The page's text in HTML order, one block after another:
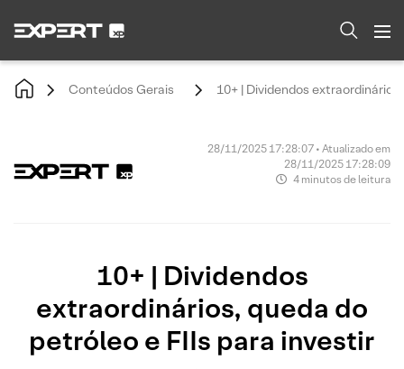
Conteúdos Gerais 10+ | Dividendos
28/11/2025 17:28:07 • Atualizado em
28/11/2025 17:28:09
4 minutos de leitura
10+ | Dividendos
extraordinários, queda do
petróleo e FIIs para investir